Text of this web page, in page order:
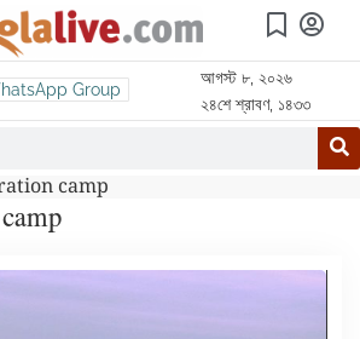
Group
আগস্ট ৮, ২০২৬
২৪শে শ্রাবণ, ১৪৩৩
camp